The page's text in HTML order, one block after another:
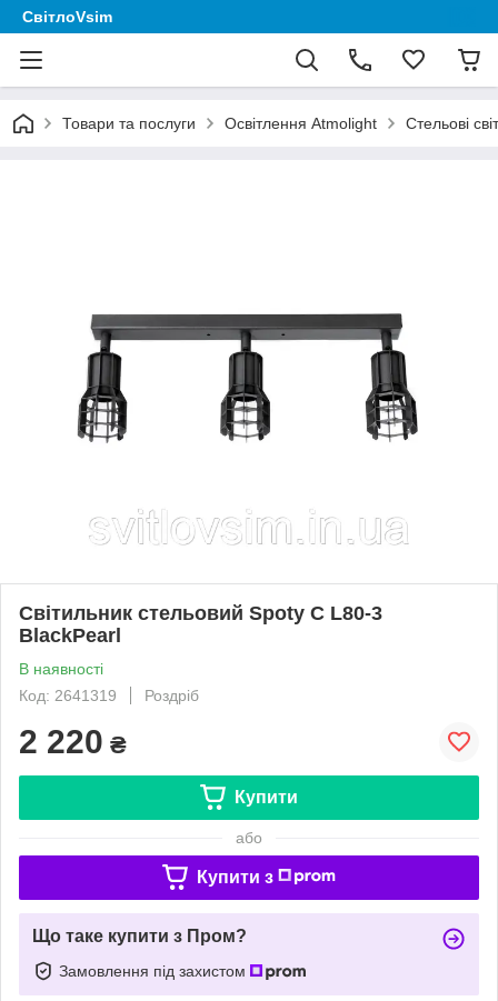
СвітлоVsim
Товари та послуги Освітлення Аtmolight Стельові
Світильник стельовий Spoty C L80-3
BlackPearl
В наявності
Код: 2641319
Роздріб
2 220 ₴
Купити
або
Купити з
Що таке купити з Пром?
Замовлення під захистом